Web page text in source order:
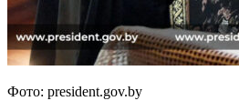
Фото: president.gov.by